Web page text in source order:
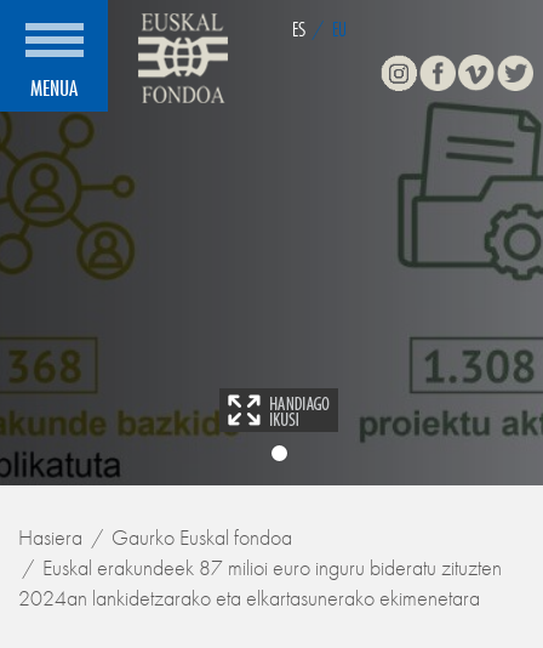
MENUA
ES / EU
Hasiera
Gaurko Euskal fondoa
Euskal erakundeek 87 milioi euro inguru bideratu zituzten
2024an lankidetzarako eta elkartasunerako ekimenetara